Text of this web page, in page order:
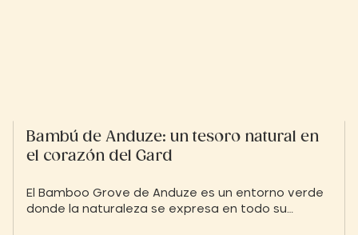
Bambú de Anduze: un tesoro natural en
el corazón del Gard
El Bamboo Grove de Anduze es un entorno verde
donde la naturaleza se expresa en todo su